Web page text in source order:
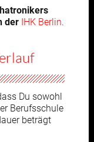
der IHK Berlin.
Du sowohl
Berufsschule
beträgt